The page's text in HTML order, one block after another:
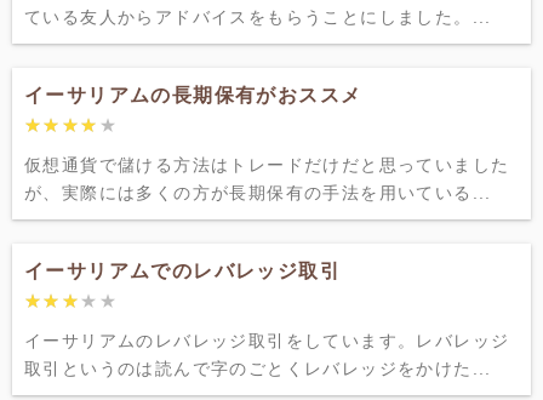
ている友人からアドバイスをもらうことにしました。...
イーサリアムの長期保有がおススメ
★★★★★
★★★★★
仮想通貨で儲ける方法はトレードだけだと思っていました
が、実際には多くの方が長期保有の手法を用いている...
イーサリアムでのレバレッジ取引
★★★★★
★★★★★
イーサリアムのレバレッジ取引をしています。レバレッジ
取引というのは読んで字のごとくレバレッジをかけた...